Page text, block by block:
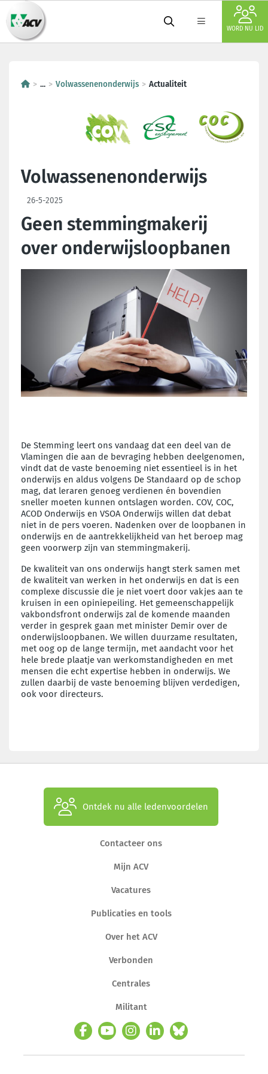
WORD NU LID
... Volwassenenonderwijs Actualiteit
Volwassenenonderwijs
26-5-2025
Geen stemmingmakerij
over onderwijsloopbanen
De Stemming leert ons vandaag dat een deel van de
Vlamingen die aan de bevraging hebben deelgenomen,
vindt dat de vaste benoeming niet essentieel is in het
onderwijs en aldus volgens De Standaard op de schop
mag, dat leraren genoeg verdienen én bovendien
sneller moeten kunnen ontslagen worden. COV, COC,
ACOD Onderwijs en VSOA Onderwijs willen dat debat
niet in de pers voeren. Nadenken over de loopbanen in
onderwijs en de aantrekkelijkheid van het beroep mag
geen voorwerp zijn van stemmingmakerij.
De kwaliteit van ons onderwijs hangt sterk samen met
de kwaliteit van werken in het onderwijs en dat is een
complexe discussie die je niet voert door vakjes aan te
kruisen in een opiniepeiling. Het gemeenschappelijk
vakbondsfront onderwijs zal de komende maanden
verder in gesprek gaan met minister Demir over de
onderwijsloopbanen. We willen duurzame resultaten,
met oog op de lange termijn, met aandacht voor het
hele brede plaatje van werkomstandigheden en met
mensen die echt expertise hebben in onderwijs. We
zullen daarbij de vaste benoeming blijven verdedigen,
ook voor directeurs.
Ontdek nu alle ledenvoordelen
Contacteer ons
Mijn ACV
Vacatures
Publicaties en tools
Over het ACV
Verbonden
Centrales
Militant